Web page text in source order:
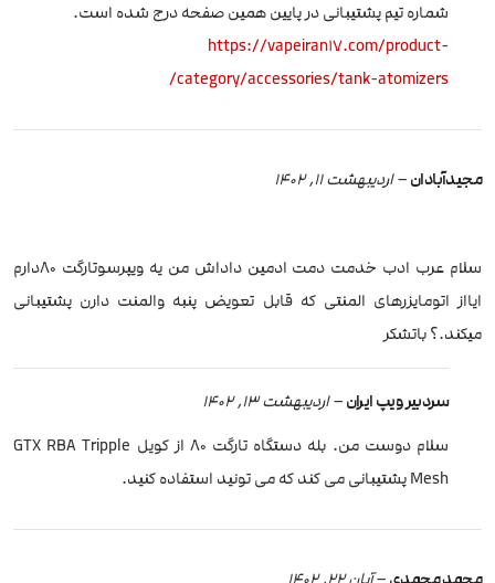
شماره تیم پشتیبانی در پایین همین صفحه درج شده است.
https://vapeiran17.com/product-
category/accessories/tank-atomizers/
مجیدآبادان–اردیبهشت 11, 1402
سلام عرب ادب خدمت دمت ادمین داداش من یه ویپرسوتارگت 80دارم
ایااز اتومایزرهای المنتی که قابل تعویض پنبه والمنت دارن پشتیبانی
میکند.؟ باتشکر
سردبیر ویپ ایران– اردیبهشت 13, 1402
سلام دوست من. بله دستگاه تارگت 80 از کویل GTX RBA Tripple
Mesh پشتیبانی می کند که می تونید استفاده کنید.